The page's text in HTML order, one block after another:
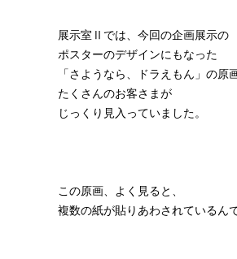
展示室Ⅱでは、今回の企画展示の
ポスターのデザインにもなった
「さようなら、ドラえもん」の原
たくさんのお客さまが
じっくり見入っていました。
この原画、よく見ると、
複数の紙が貼りあわされているんで